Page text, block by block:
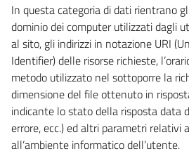
In questa categoria di dati rientrano
dominio dei computer utilizzati dagli
al sito, gli indirizzi in notazione URI
Identifier) delle risorse richieste,
metodo utilizzato nel sottoporre la
dimensione del file ottenuto in
indicante lo stato della risposta data
errore, ecc.) ed altri parametri relativi
all’ambiente informatico dell’utente.